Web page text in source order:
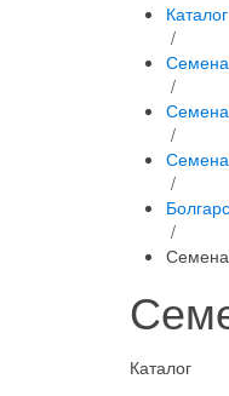
Каталог
/
Семена
/
/
/
/
Каталог